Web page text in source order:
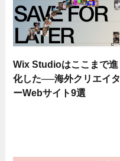
Wix Studioはここまで進
化した──海外クリエイタ
ーWebサイト9選